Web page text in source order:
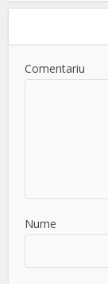
Comentariu
Nume